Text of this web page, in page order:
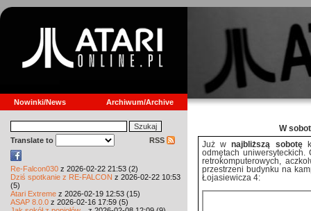
Nowinki/News Archiwum/Archive
Translate to RSS
Re-Falcon030 z 2026-02-22 21:53 (2)
Dziś spotkanie z RE-FALCON z 2026-02-22 10:53
(5)
Atari Extreme z 2026-02-19 12:53 (15)
ASAP 8.0.0 z 2026-02-16 17:59 (5)
W
Już wnajbliższą sobotę
odmętach uniwersyteckich.
retrokomputerowych,
przestrzeni budynku na
Łojasiewicza 4: